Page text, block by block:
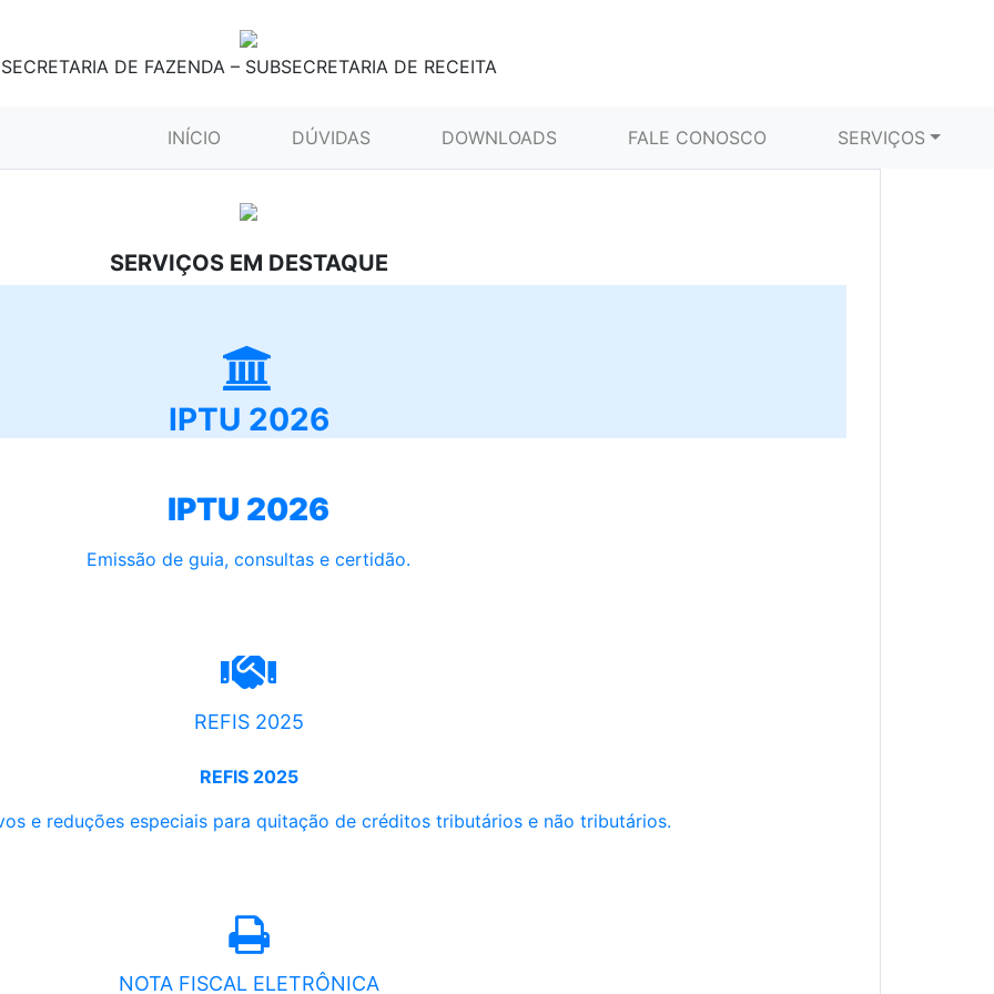
SECRETARIA DE FAZENDA – SUBSECRETARIA DE RECEITA
INÍCIO (CURRENT)DÚVIDAS DOWNLOADS FALE CONOSCO SERVIÇOS
SERVIÇOS EM DESTAQUE
IPTU 2026
IPTU 2026
Emissão de guia, consultas e certidão.
REFIS 2025
REFIS 2025
e reduções especiais para quitação de créditos tributários e não tributários.
NOTA FISCAL ELETRÔNICA